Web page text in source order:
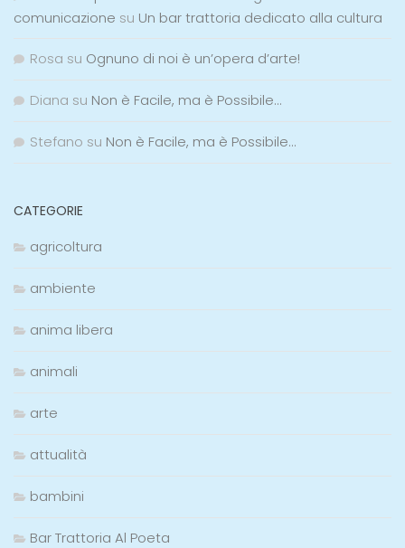
comunicazione su Un bar trattoria dedicato alla cultura
Rosa su Ognuno di noi è un’opera d’arte!
Diana su Non è Facile, ma è Possibile…
Stefano su Non è Facile, ma è Possibile…
CATEGORIE
agricoltura
ambiente
anima libera
animali
arte
attualità
bambini
Bar Trattoria Al Poeta